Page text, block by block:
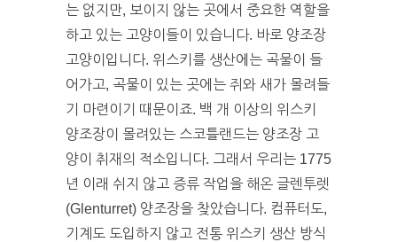
는 없지만, 보이지 않는 곳에서 중요한 역할을
하고 있는 고양이들이 있습니다. 바로 양조장
고양이입니다. 위스키를 생산에는 곡물이 들
어가고, 곡물이 있는 곳에는 쥐와 새가 몰려들
기 마련이기 때문이죠. 백 개 이상의 위스키
양조장이 몰려있는 스코틀랜드는 양조장 고
양이 취재의 적소입니다. 그래서 우리는 1775
년 이래 쉬지 않고 증류 작업을 해온 글렌투렛
(Glenturret) 양조장을 찾았습니다. 컴퓨터도,
기계도 도입하지 않고 전통 위스키 생산 방식